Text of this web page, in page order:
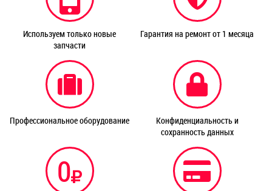
Используем только новые
запчасти
Гарантия на ремонт от 1 месяца
Профессиональное оборудование
Конфиденциальность и
сохранность данных
0